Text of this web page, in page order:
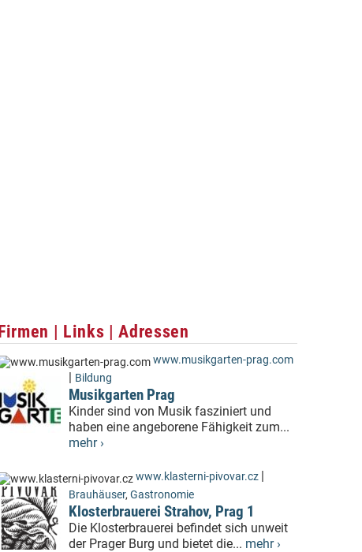
| Links | Adressen
www.musikgarten-prag.com
| Bildung
Musikgarten Prag
Kinder sind von Musik fasziniert und
haben eine angeborene Fähigkeit zum...
mehr ›
www.klasterni-pivovar.cz |
Brauhäuser, Gastronomie
Klosterbrauerei Strahov, Prag 1
Die Klosterbrauerei befindet sich unweit
der Prager Burg und bietet die... mehr ›